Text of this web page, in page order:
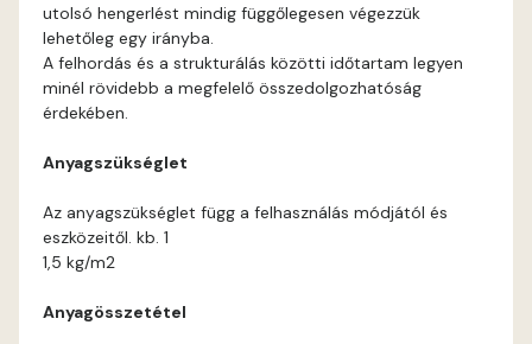
Corn B
Corn C
Cotto B
utolsó hengerlést mindig függőlegesen végezzük
lehetőleg egy irányba.
A felhordás és a strukturálás közötti időtartam legyen
minél rövidebb a megfelelő összedolgozhatóság
érdekében.
Anyagszükséglet
Az anyagszükséglet függ a felhasználás módjától és
eszközeitől. kb. 1
1,5 kg/m2
Anyagösszetétel